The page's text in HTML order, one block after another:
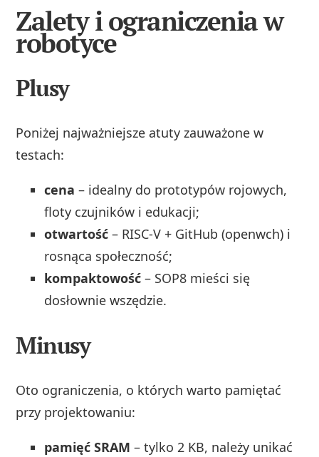
Zalety i ograniczenia w
robotyce
Plusy
Poniżej najważniejsze atuty zauważone w
testach:
cena – idealny do prototypów rojowych,
floty czujników i edukacji;
otwartość – RISC‑V + GitHub (openwch) i
rosnąca społeczność;
kompaktowość – SOP8 mieści się
dosłownie wszędzie.
Minusy
Oto ograniczenia, o których warto pamiętać
przy projektowaniu:
pamięć SRAM – tylko 2 KB, należy unikać